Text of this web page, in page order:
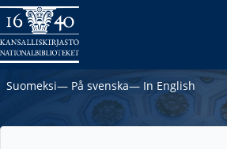
Suomeksi― På svenska― In English